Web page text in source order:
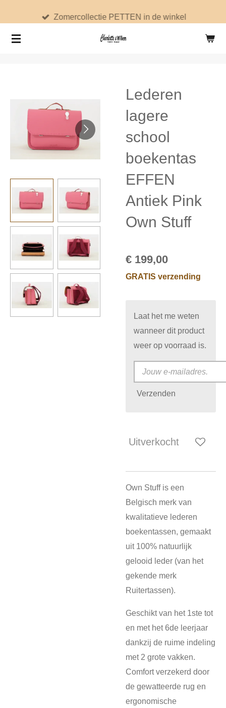
direct
naar
Zomercollectie PETTEN in de winkel
Lederen
lagere
school
boekentas
EFFEN
Antiek Pink
Own Stuff
€ 199,00
GRATIS verzending
Laat het me weten
wanneer dit product
weer op voorraad is.
Verzenden
Uitverkocht
Own Stuff is een
Belgisch merk van
kwalitatieve lederen
boekentassen, gemaakt
uit 100% natuurlijk
gelooid leder (van het
gekende merk
Ruitertassen).
Geschikt van het 1ste tot
en met het 6de leerjaar
dankzij de ruime indeling
met 2 grote vakken.
Comfort verzekerd door
de gewatteerde rug en
ergonomische